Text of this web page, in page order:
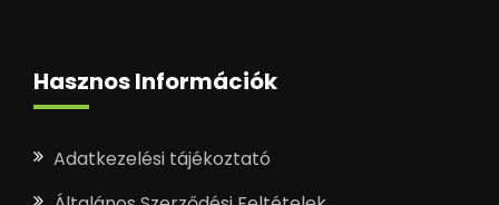
Hasznos Információk
Adatkezelési tájékoztató